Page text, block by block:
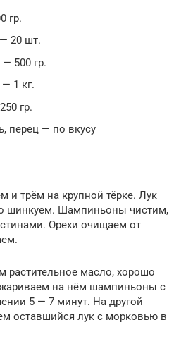
гр.
20 шт.
500 гр.
1 кг.
гр.
перец — по вкусу
и трём на крупной тёрке. Лук
шинкуем. Шампиньоны чистим,
Орехи очищаем от
растительное масло, хорошо
на нём шампиньоны с
5 — 7 минут. На другой
оставшийся лук с морковью в